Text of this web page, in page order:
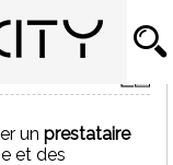
un prestataire
et des